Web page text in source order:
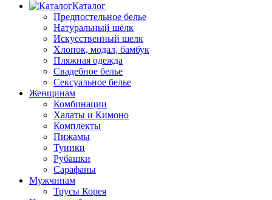
Каталог
Предпостельное белье
Натуральный шёлк
Искусственный шелк
Хлопок, модал, бамбук
Пляжная одежда
Свадебное белье
Сексуальное белье
Женщинам
Комбинации
Халаты и Кимоно
Комплекты
Пижамы
Туники
Рубашки
Сарафаны
Мужчинам
Трусы Корея